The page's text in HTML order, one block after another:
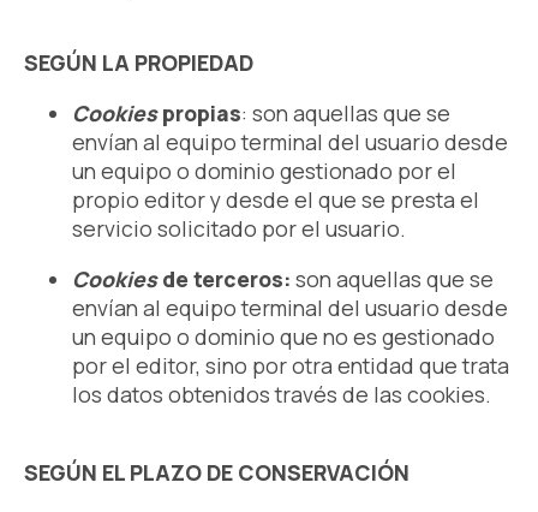
SEGÚN LA PROPIEDAD
Cookiespropias: son aquellas que se
envían al equipo terminal del usuario desde
un equipo o dominio gestionado por el
propio editor y desde el que se presta el
servicio solicitado por el usuario.
Cookies de terceros: son aquellas que se
envían al equipo terminal del usuario desde
un equipo o dominio que no es gestionado
por el editor, sino por otra entidad que trata
los datos obtenidos través de las cookies.
SEGÚN EL PLAZO DE CONSERVACIÓN